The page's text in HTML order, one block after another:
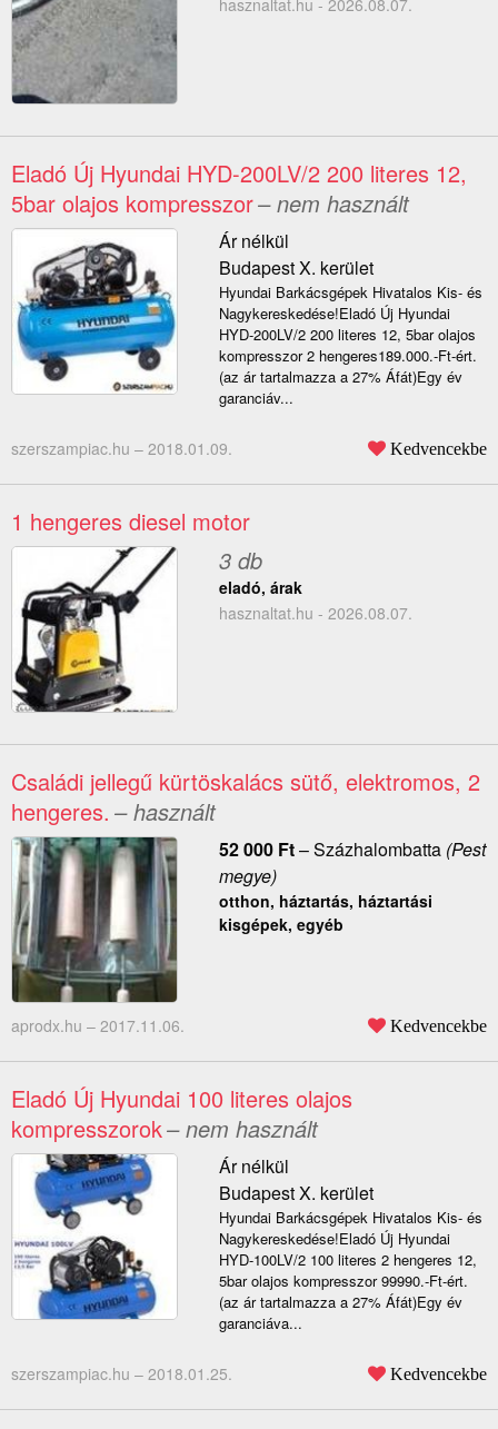
hasznaltat.hu - 2026.08.07.
Eladó Új Hyundai HYD-200LV/2 200 literes 12,
5bar olajos kompresszor– nem használt
Ár nélkül
Budapest X. kerület
Hyundai Barkácsgépek Hivatalos Kis- és
Nagykereskedése!Eladó Új Hyundai
HYD-200LV/2 200 literes 12, 5bar olajos
kompresszor 2 hengeres189.000.-Ft-ért.
(az ár tartalmazza a 27% Áfát)Egy év
garanciáv...
szerszampiac.hu – 2018.01.09. Kedvencekbe
1 hengeres diesel motor
3 db
eladó, árak
hasznaltat.hu - 2026.08.07.
Családi jellegű kürtöskalács sütő, elektromos, 2
hengeres. – használt
52 000 Ft–Százhalombatta(Pest
megye)
otthon, háztartás, háztartási
kisgépek, egyéb
aprodx.hu – 2017.11.06. Kedvencekbe
Eladó Új Hyundai 100 literes olajos
kompresszorok– nem használt
Ár nélkül
Budapest X. kerület
Hyundai Barkácsgépek Hivatalos Kis- és
Nagykereskedése!Eladó Új Hyundai
HYD-100LV/2 100 literes 2 hengeres 12,
5bar olajos kompresszor 99990.-Ft-ért.
(az ár tartalmazza a 27% Áfát)Egy év
garanciáva...
szerszampiac.hu – 2018.01.25. Kedvencekbe